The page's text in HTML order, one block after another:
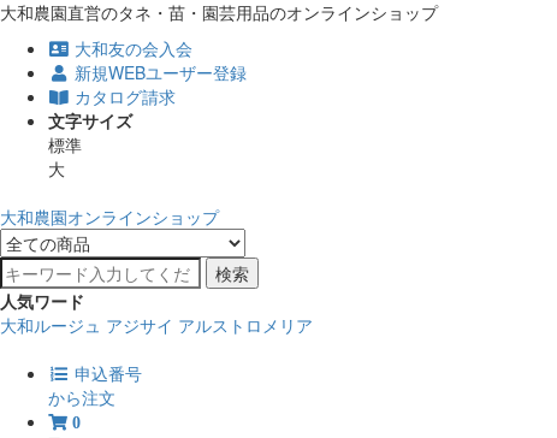
大和農園直営のタネ・苗・園芸用品のオンラインショップ
大和友の会入会
新規WEBユーザー登録
カタログ請求
文字サイズ
標準
大
大和農園オンラインショップ
検索
人気ワード
大和ルージュ アジサイ アルストロメリア
申込番号
から注文
0